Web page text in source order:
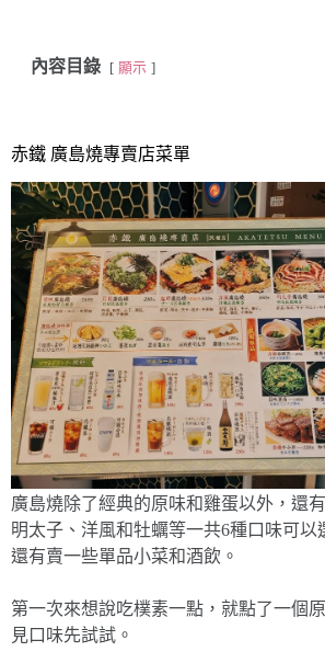
內容目錄 顯示
赤鐵 廣島燒專賣店菜單
廣島燒除了經典的原味和雞蛋以外，還
明太子、洋風和牡蠣等一共6種口味可以
還有賣一些單品小菜和酒飲。
第一次來想說吃樸素一點，就點了一個
見口味先試試。